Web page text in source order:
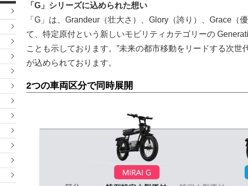
「G」シリーズに込められた想い
「G」は、Grandeur（壮大さ）、Glory（誇り）、Grace（
て、特定原付という新しいモビリティカテゴリーの
ことも示しております。”未来の都市移動をリードする次世
が込められております。
2つの車両区分で同時展開